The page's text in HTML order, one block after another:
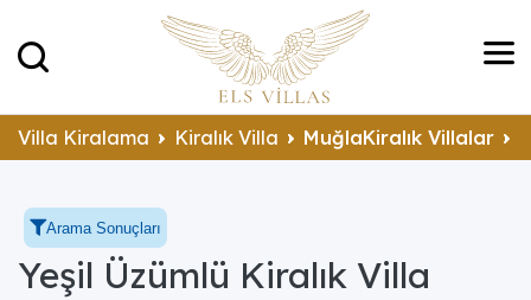
Villa Kiralama Kiralık Villa MuğlaKiralık Villalar
Arama Sonuçları
Yeşil Üzümlü Kiralık Villa